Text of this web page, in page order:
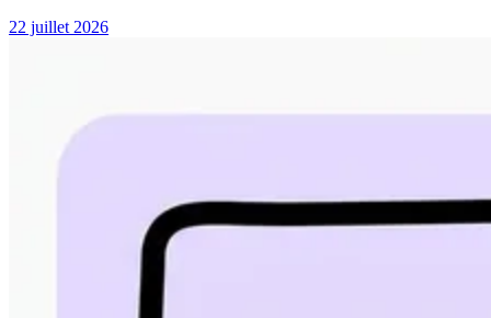
22 juillet 2026